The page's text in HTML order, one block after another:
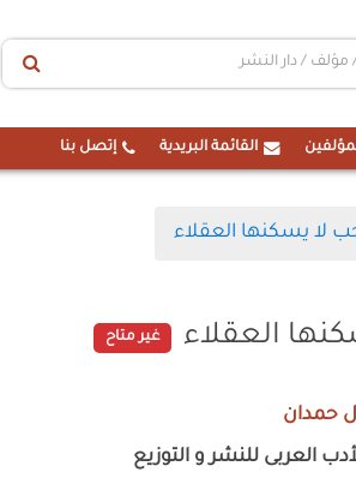
القائمة البريدية إتصل بنا
لا يسكنها العقلاء
العقلاء غير متاح
حمدان
العربى للنشر و التوزيع